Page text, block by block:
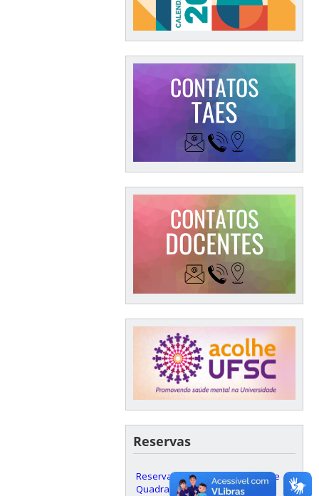
Reservas
Reserva de Salas, Laboratórios e
Quadra